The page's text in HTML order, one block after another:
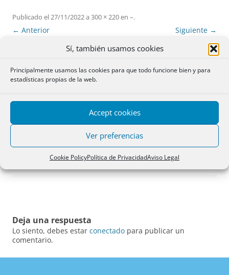
Sí, también usamos cookies
Principalmente usamos las cookies para que todo funcione bien y para
estadísticas propias de la web.
Accept cookies
Ver preferencias
Cookie PolicyPolítica de PrivacidadAviso Legal
Publicado el27/11/2022a 300 × 220en –.
← Anterior Siguiente →
Deja una respuesta
Lo siento, debes estar conectado para publicar un
comentario.